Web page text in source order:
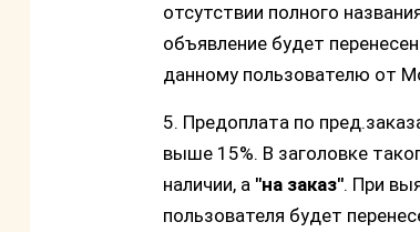
отсутствии полного
объявление будет
данному пользователю от
5. Предоплата по
выше 15%. В заголовке
наличии, а "на заказ". При
пользователя будет